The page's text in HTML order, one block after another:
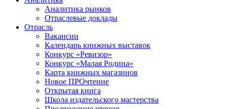
Аналитика рынков
Отраслевые доклады
Отрасль
Вакансии
Календарь книжных выставок
Конкурс «Ревизор»
Конкурс «Малая Родина»
Карта книжных магазинов
Новое ПРОчтение
Открытая книга
Школа издательского мастерства